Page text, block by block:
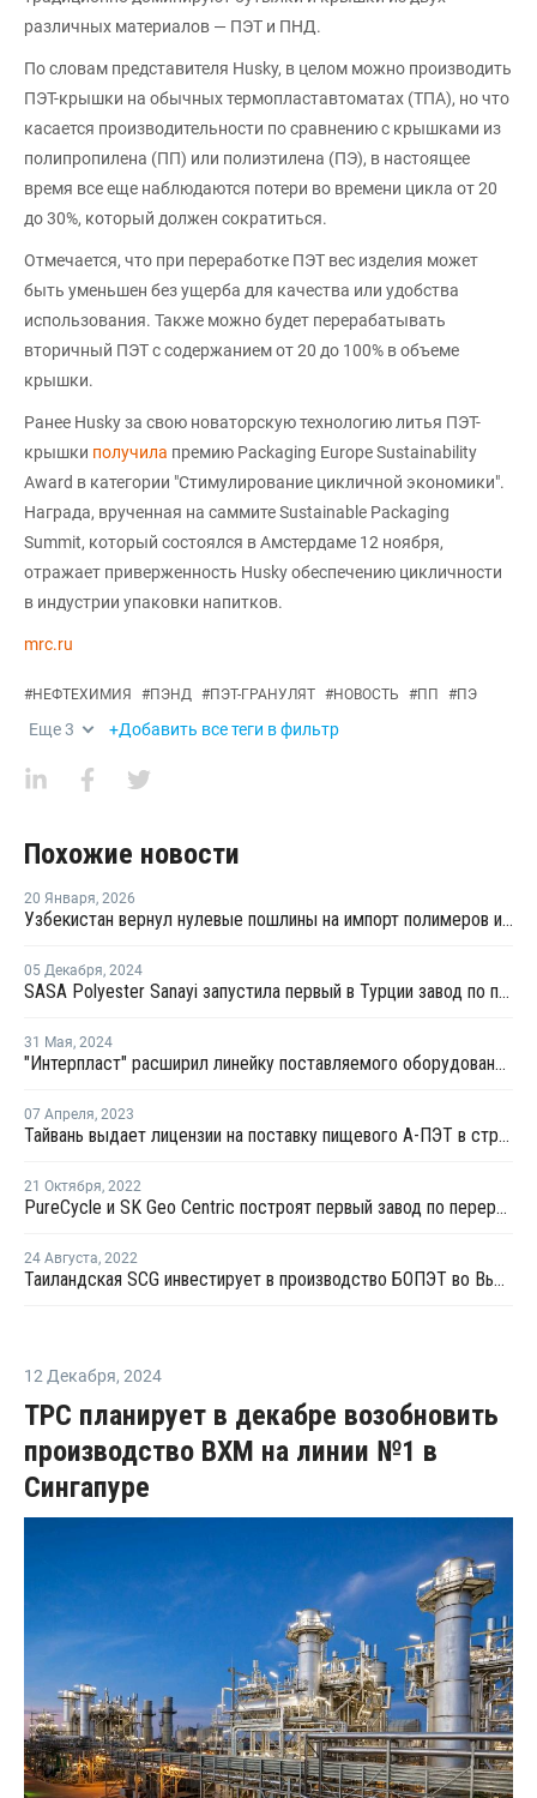
различных материалов — ПЭТ и ПНД.
По словам представителя Husky, в целом можно производить
ПЭТ-крышки на обычных термопластавтоматах (ТПА), но что
касается производительности по сравнению с крышками из
полипропилена (ПП) или полиэтилена (ПЭ), в настоящее
время все еще наблюдаются потери во времени цикла от 20
до 30%, который должен сократиться.
Отмечается, что при переработке ПЭТ вес изделия может
быть уменьшен без ущерба для качества или удобства
использования. Также можно будет перерабатывать
вторичный ПЭТ с содержанием от 20 до 100% в объеме
крышки.
Ранее Husky за свою новаторскую технологию литья ПЭТ-
крышки получила премию Packaging Europe Sustainability
Award в категории "Стимулирование цикличной экономики".
Награда, врученная на саммите Sustainable Packaging
Summit, который состоялся в Амстердаме 12 ноября,
отражает приверженность Husky обеспечению цикличности
в индустрии упаковки напитков.
mrc.ru
#НЕФТЕХИМИЯ #ПЭНД #ПЭТ-ГРАНУЛЯТ #НОВОСТЬ #ПП #ПЭ
Еще3 +Добавить все теги в фильтр
Похожие новости
20 Января, 2026
Узбекистан вернул нулевые пошлины на импорт полимеров и базовой химии
05 Декабря, 2024
SASA Polyester Sanayi запустила первый в Турции завод по производству ТФК
31 Мая, 2024
"Интерпласт" расширил линейку поставляемого оборудования экструзионными линиями
07 Апреля, 2023
Тайвань выдает лицензии на поставку пищевого А-ПЭТ в стране
21 Октября, 2022
PureCycle и SK Geo Centric построят первый завод по переработке ПП в Азии
24 Августа, 2022
Таиландская SCG инвестирует в производство БОПЭТ во Вьетнаме
12 Декабря, 2024
TPC планирует в декабре возобновить
производство ВХМ на линии №1 в
Сингапуре